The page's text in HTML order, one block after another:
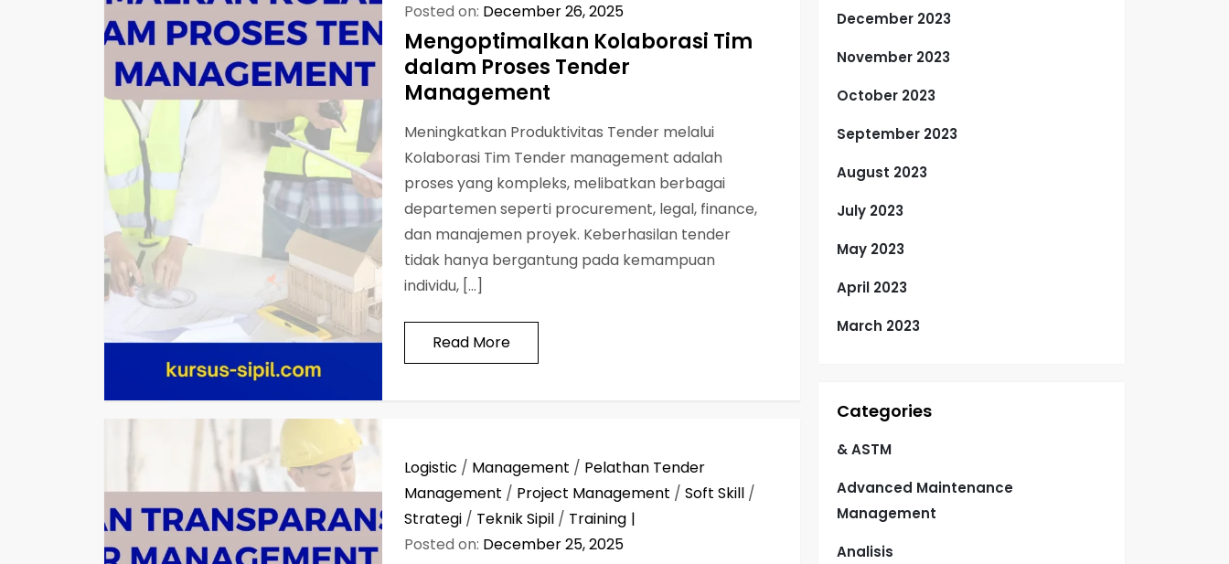
Posted on: December 26, 2025
Mengoptimalkan Kolaborasi Tim
dalam Proses Tender
Management
Meningkatkan Produktivitas Tender melalui
Kolaborasi Tim Tender management adalah
proses yang kompleks, melibatkan berbagai
departemen seperti procurement, legal, finance,
dan manajemen proyek. Keberhasilan tender
tidak hanya bergantung pada kemampuan
individu, […]
Read More
Logistic / Management / Pelathan Tender
Management / Project Management /Soft Skill /
Strategi / Teknik Sipil / Training
Posted on: December 25, 2025
December 2023
November 2023
October 2023
September 2023
August 2023
July 2023
May 2023
April 2023
March 2023
Categories
& ASTM
Advanced Maintenance
Management
Analisis